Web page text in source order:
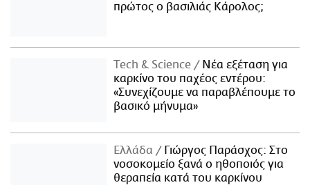
πρώτος ο βασιλιάς Κάρολος;
Τech & Science
Νέα εξέταση για
καρκίνο του παχέος εντέρου:
«Συνεχίζουμε να παραβλέπουμε το
βασικό μήνυμα»
Ελλάδα
Γιώργος Παράσχος: Στο
νοσοκομείο ξανά ο ηθοποιός για
θεραπεία κατά του καρκίνου